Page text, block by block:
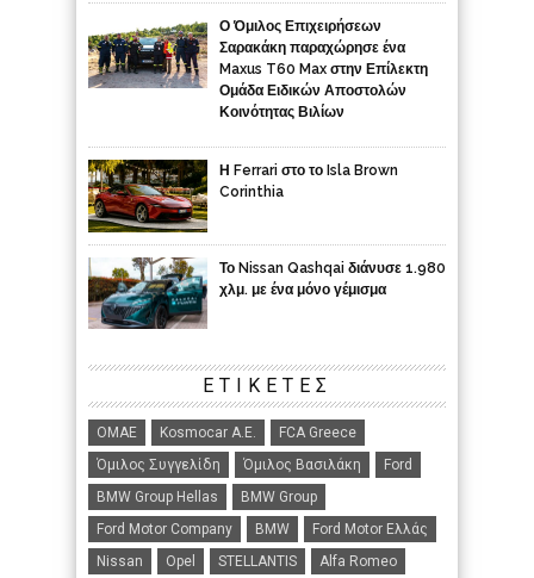
Ο Όμιλος Επιχειρήσεων
Σαρακάκη παραχώρησε ένα
Maxus T60 Max στην Επίλεκτη
Ομάδα Ειδικών Αποστολών
Κοινότητας Βιλίων
Η Ferrari στο το Isla Brown
Corinthia
Το Nissan Qashqai διάνυσε 1.980
χλμ. με ένα μόνο γέμισμα
ΕΤΙΚΈΤΕΣ
ΟΜΑΕ Kosmocar Α.Ε.
FCA Greece
Όμιλος Συγγελίδη
Όμιλος Βασιλάκη
Ford
BMW Group Hellas
BMW Group
Ford Motor Company
BMW
Ford Motor Ελλάς
Nissan
Opel STELLANTIS
Alfa Romeo